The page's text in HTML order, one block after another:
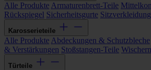
Alle Produkte Armaturenbrett-Teile
Rückspiegel Sicherheitsgurte Sitzverkleidung
Karosserieteile
Alle Produkte Abdeckungen & Schutzbleche
& Verstärkungen Stoßstangen-Teile
Türteile